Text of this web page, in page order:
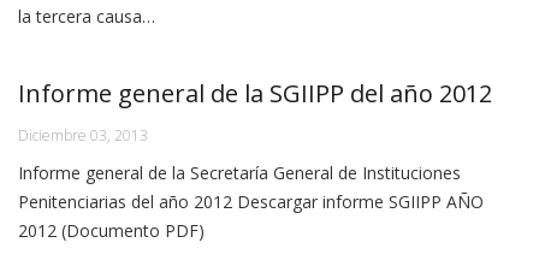
la tercera causa…
Informe general de la SGIIPP del año 2012
Diciembre 03, 2013
Informe general de la Secretaría General de Instituciones
Penitenciarias del año 2012 Descargar informe SGIIPP AÑO
2012 (Documento PDF)